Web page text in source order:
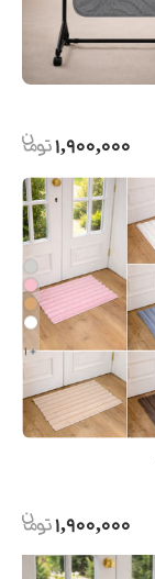
1,900,000
+ 1
1,900,000